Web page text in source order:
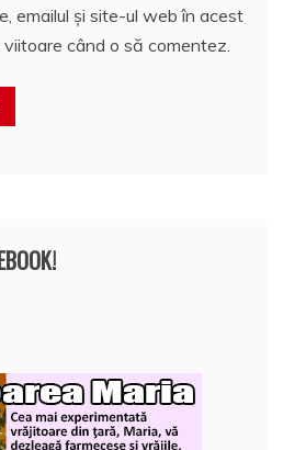
emailul și site-ul web în acest
când o să comentez.